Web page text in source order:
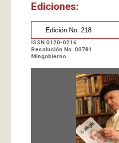
Ediciones:
ISSN 0120-0216
Resolución No. 00781
Mingobierno